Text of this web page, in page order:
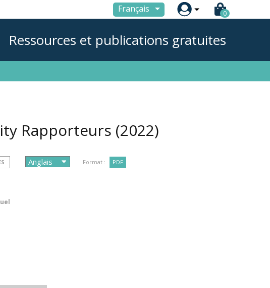
Français  0
Ressources et publications gratuites
Rapporteurs (2022)
Format : PDF